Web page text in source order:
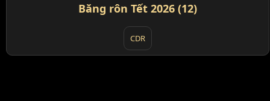
Băng rôn Tết 2026 (12)
CDR